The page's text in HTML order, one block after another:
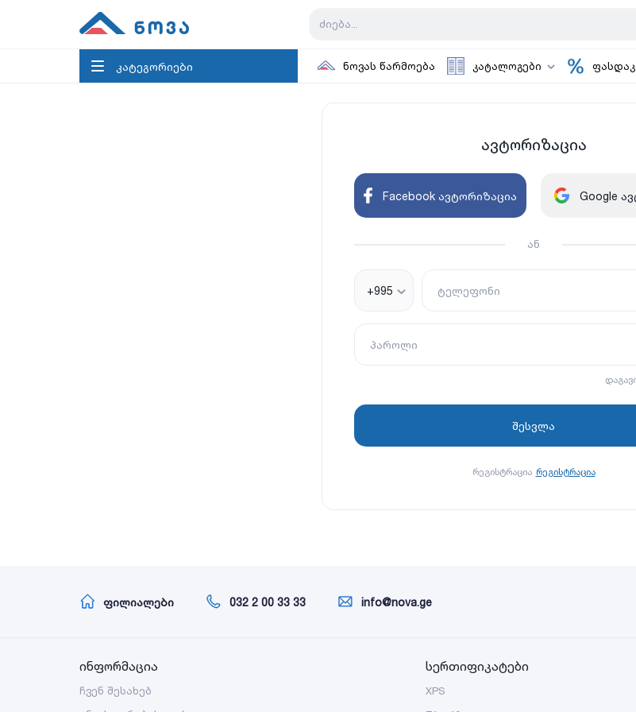
კატეგორიები ნოვას წარმოება კატალოგები
ავტორიზაცია
Facebook ავტორიზაცია Google
ან
+995 ტელეფონი
პაროლი
რეგისტრაცია რეგისტრაცია
ფილიალები 032 2 00 33 33 info@nova.ge
ინფორმაცია
ჩვენ შესახებ
სერთიფიკატები
XPS